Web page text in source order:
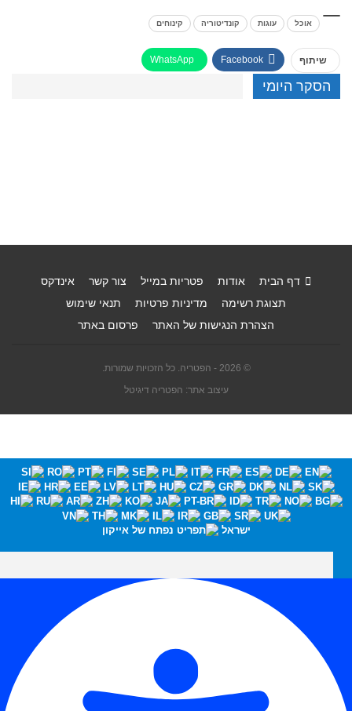
אוכל עוגות קונדיטוריה קינוחים
שיתוף Facebook
WhatsApp
הסקר היומי
דף הבית אודות פטריות במייל צור קשר
אינדקס
תצוגת רשימה
מדיניות פרטיות
תנאי שימוש
הצהרת הנגישות של האתר
פרסום באתר
© 2026 - הפטריה. כל הזכויות שמורות.
עיצוב אתר: הפטריה דיגיטל
ישראל